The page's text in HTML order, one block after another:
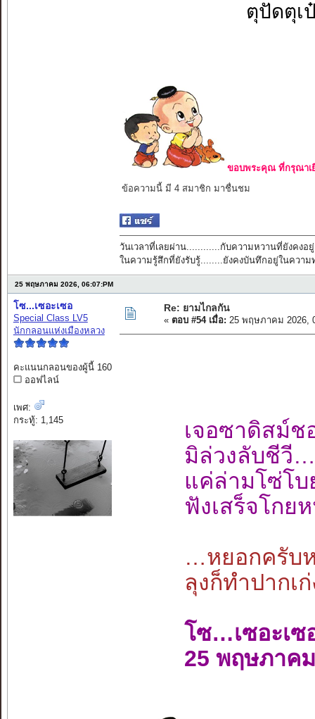
ตุปัดตุเ
ขอบพระคุณ ที่กรุณาเ
ข้อความนี้ มี 4 สมาชิก มาชื่นชม
วันเวลาที่เลยผ่าน............กับความหวานที่ยังคงอยู่
ในความรู้สึกที่ยังรับรู้........ยังคงบันทึกอยู่ในความ
25 พฤษภาคม 2026, 06:07:PM
โซ...เซอะเซอ
Special Class LV5
นักกลอนแห่งเมืองหลวง
คะแนนกลอนของผู้นี้ 160
ออฟไลน์
เพศ:
กระทู้: 1,145
Re: ยามไกลกัน
« ตอบ #54 เมื่อ: 25 พฤษภาคม 2026,
เจอซาดิส
มิล่วงลับชี
แค่ล่ามโซ่โ
ฟังเสร็จโก
…หยอกครับห
ลุงก็ทำปากเ
โซ…เซอะเซ
25 พฤษภาค